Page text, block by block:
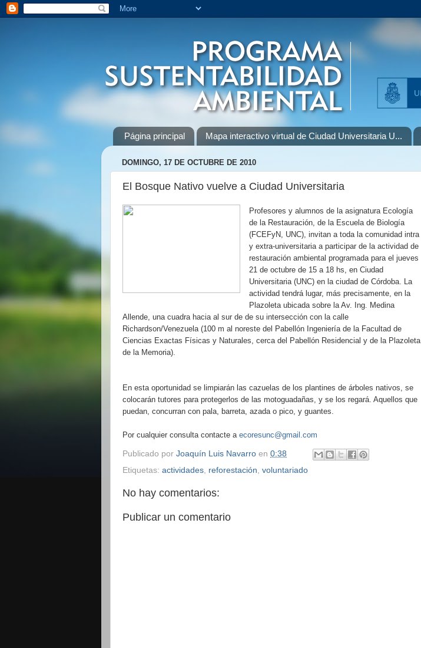
Página principal Mapa interactivo virtual de Ciudad Universitaria U...
DOMINGO, 17 DE OCTUBRE DE 2010
El Bosque Nativo vuelve a Ciudad Universitaria
Profesores y alumnos de la asignatura Ecología
de la Restauración, de la Escuela de Biología
(FCEFyN, UNC), invitan a toda la comunidad intra
y extra-universitaria a participar de la actividad de
restauración ambiental programada para el jueves
21 de octubre de 15 a 18 hs, en Ciudad
Universitaria (UNC) en la ciudad de Córdoba. La
actividad tendrá lugar, más precisamente, en la
Plazoleta ubicada sobre la Av. Ing. Medina
Allende, una cuadra hacia al sur de de su intersección con la calle
Richardson/Venezuela (100 m al noreste del Pabellón Ingeniería de la Facultad de
Ciencias Exactas Físicas y Naturales, cerca del Pabellón Residencial y de la Plazoleta
de la Memoria).
En esta oportunidad se limpiarán las cazuelas de los plantines de árboles nativos, se
colocarán tutores para protegerlos de las motoguadañas, y se los regará. Aquellos que
puedan, concurran con pala, barreta, azada o pico, y guantes.
Por cualquier consulta contacte a ecoresunc@gmail.com
Publicado por Joaquín Luis Navarro en 0:38
Etiquetas: actividades reforestación voluntariado
No hay comentarios:
Publicar un comentario